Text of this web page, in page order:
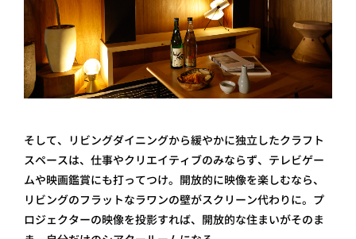
そして、リビングダイニングから緩やかに独立したクラフト
スペースは、仕事やクリエイティブのみならず、テレビゲー
ムや映画鑑賞にも打ってつけ。開放的に映像を楽しむなら、
リビングのフラットなラワンの壁がスクリーン代わりに。プ
ロジェクターの映像を投影すれば、開放的な住まいがそのま